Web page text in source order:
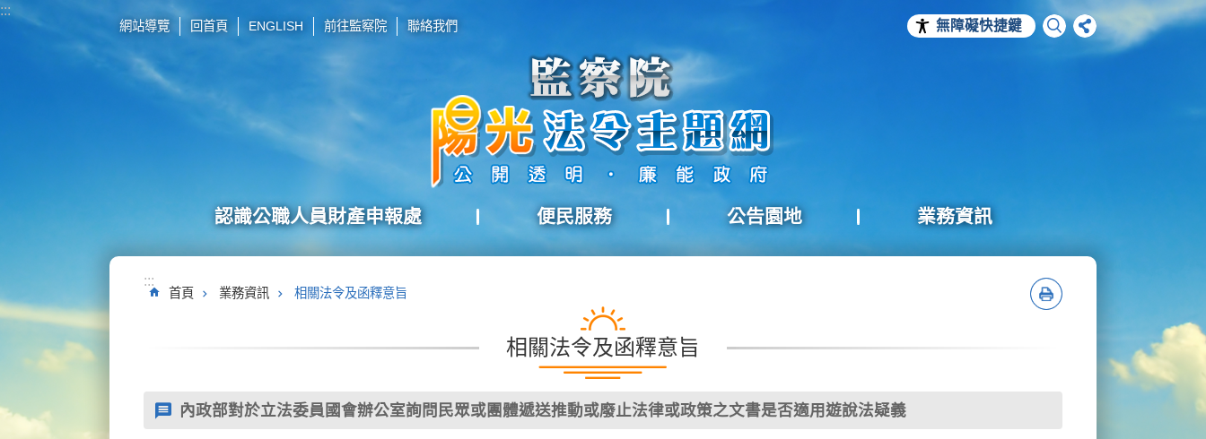
跳到主要內容區塊
:::
網站導覽 回首頁 ENGLISH 前往監察院 聯絡我們 無障礙快捷鍵
認識公職人員財產申報處 便民服務 公告園地 業務資訊
:::
首頁 業務資訊 相關法令及函釋意旨
相關法令及函釋意旨
內政部對於立法委員國會辦公室詢問民眾或團體遞送推動或廢止法律或政策之文書是否適用遊說法疑義